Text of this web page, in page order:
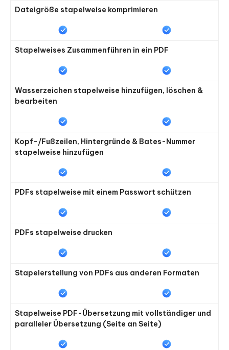
Dateigröße stapelweise komprimieren
Stapelweises Zusammenführen in ein PDF
Wasserzeichen stapelweise hinzufügen, löschen &
bearbeiten
Kopf-/Fußzeilen, Hintergründe & Bates-Nummer
stapelweise hinzufügen
PDFs stapelweise mit einem Passwort schützen
PDFs stapelweise drucken
Stapelerstellung von PDFs aus anderen Formaten
Stapelweise PDF-Übersetzung mit vollständiger und
paralleler Übersetzung (Seite an Seite)